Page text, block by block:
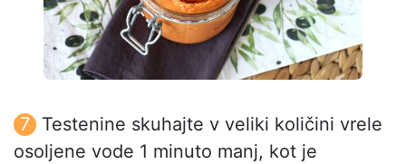
Testenine skuhajte v veliki količini vrele
osoljene vode 1 minuto manj, kot je